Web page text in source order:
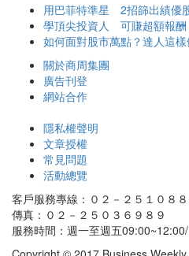
用巴菲特準星 2招篩出績優
學頂尖投資人 可賺超額報酬
如何面對股市萬點？達人這
關於商周集團
廣告刊登
網站合作
隱私權聲明
文章授權
常見問題
活動總覽
客戶服務專線：０２－２５１０８
傳真：０２－２５０３６９８９
服務時間：週一至週五